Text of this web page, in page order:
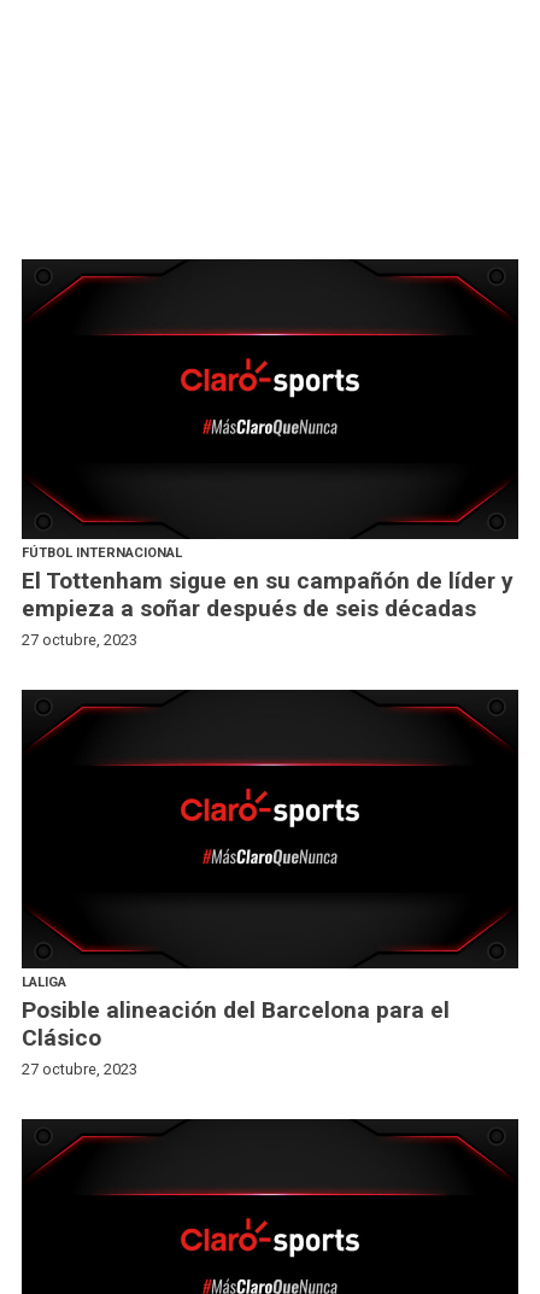
FÚTBOL INTERNACIONAL
El Tottenham sigue en su campañón de líder y
empieza a soñar después de seis décadas
27 octubre, 2023
LALIGA
Posible alineación del Barcelona para el
Clásico
27 octubre, 2023